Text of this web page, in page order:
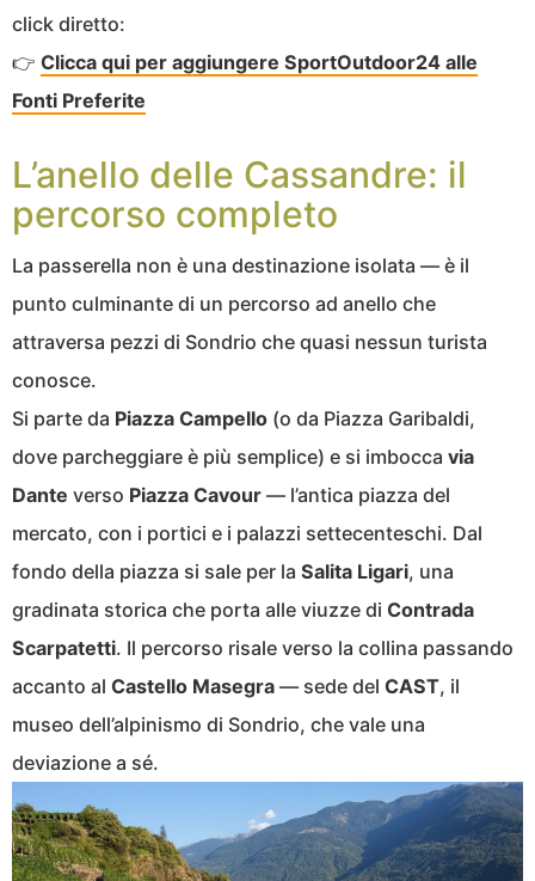
click diretto:
👉 Clicca qui per aggiungere SportOutdoor24 alle
Fonti Preferite
L’anello delle Cassandre: il
percorso completo
La passerella non è una destinazione isolata — è il
punto culminante di un percorso ad anello che
attraversa pezzi di Sondrio che quasi nessun turista
conosce.
Si parte da Piazza Campello (o da Piazza Garibaldi,
dove parcheggiare è più semplice) e si imbocca via
Dante verso Piazza Cavour — l’antica piazza del
mercato, con i portici e i palazzi settecenteschi. Dal
fondo della piazza si sale per la Salita Ligari, una
gradinata storica che porta alle viuzze di Contrada
Scarpatetti. Il percorso risale verso la collina passando
accanto al Castello Masegra — sede del CAST, il
museo dell’alpinismo di Sondrio, che vale una
deviazione a sé.